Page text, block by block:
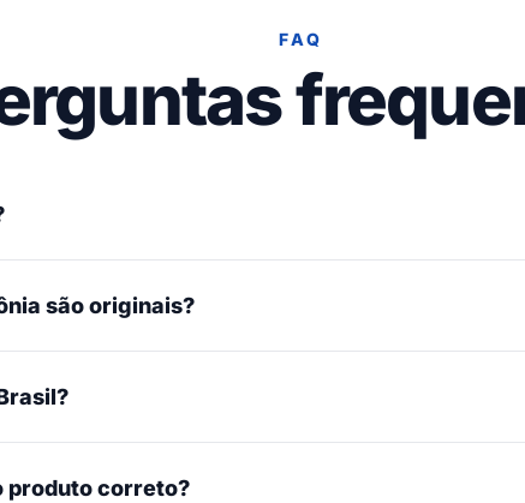
FAQ
são originais?
produto correto?